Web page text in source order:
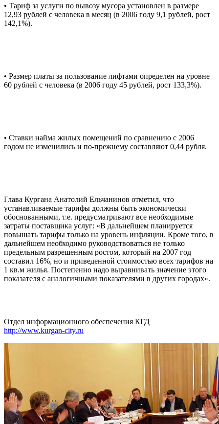
• Тариф за услуги по вывозу мусора установлен в размере
12,93 рублей с человека в месяц (в 2006 году 9,1 рублей, рост
142,1%).
• Размер платы за пользование лифтами определен на уровне
60 рублей с человека (в 2006 году 45 рублей, рост 133,3%).
• Ставки найма жилых помещений по сравнению с 2006
годом не изменились и по-прежнему составляют 0,44 рубля.
Глава Кургана Анатолий Ельчанинов отметил, что
устанавливаемые тарифы должны быть экономически
обоснованными, т.е. предусматривают все необходимые
затраты поставщика услуг: «В дальнейшем планируется
повышать тарифы только на уровень инфляции. Кроме того, в
дальнейшем необходимо руководствоваться не только
предельным разрешенным ростом, который на 2007 год
составил 16%, но и приведенной стоимостью всех тарифов на
1 кв.м жилья. Постепенно надо выравнивать значение этого
показателя с аналогичными показателями в других городах».
Отдел информационного обеспечения КГД
http://www.kurgan-city.ru